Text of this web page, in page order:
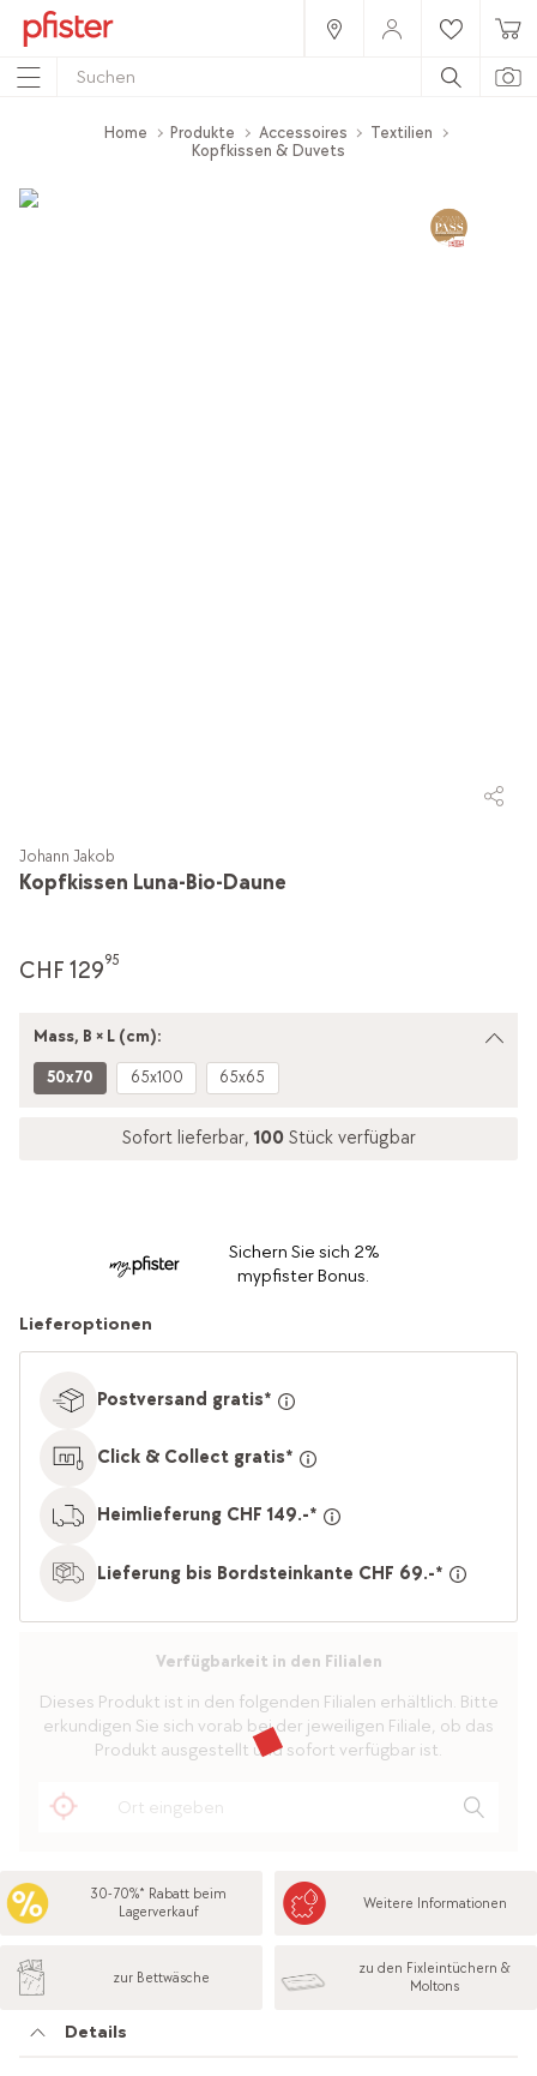
Home Produkte Accessoires
Textilien
Kopfkissen & Duvets
Kopfkissen Luna-Bio-Daune
Johann Jakob
CHF 12995
Mass, B × L (cm):
50x70 65x100 65x65
Sofort lieferbar,100 Stück verfügbar
Sichern Sie sich 2%
mypfister Bonus.
Lieferoptionen
Postversand gratis*
Click & Collect gratis*
Heimlieferung CHF 149.-*
Lieferung bis Bordsteinkante CHF 69.-*
Verfügbarkeit in den Filialen
Dieses Produkt ist in den folgenden Filialen erhältlich. Bitte
erkundigen Sie sich vorab bei der jeweiligen Filiale, ob das
Produkt ausgestellt und sofort verfügbar ist.
30-70%* Rabatt beim
Lagerverkauf
Weitere Informationen
zur Bettwäsche
zu den Fixleintüchern &
Moltons
Details